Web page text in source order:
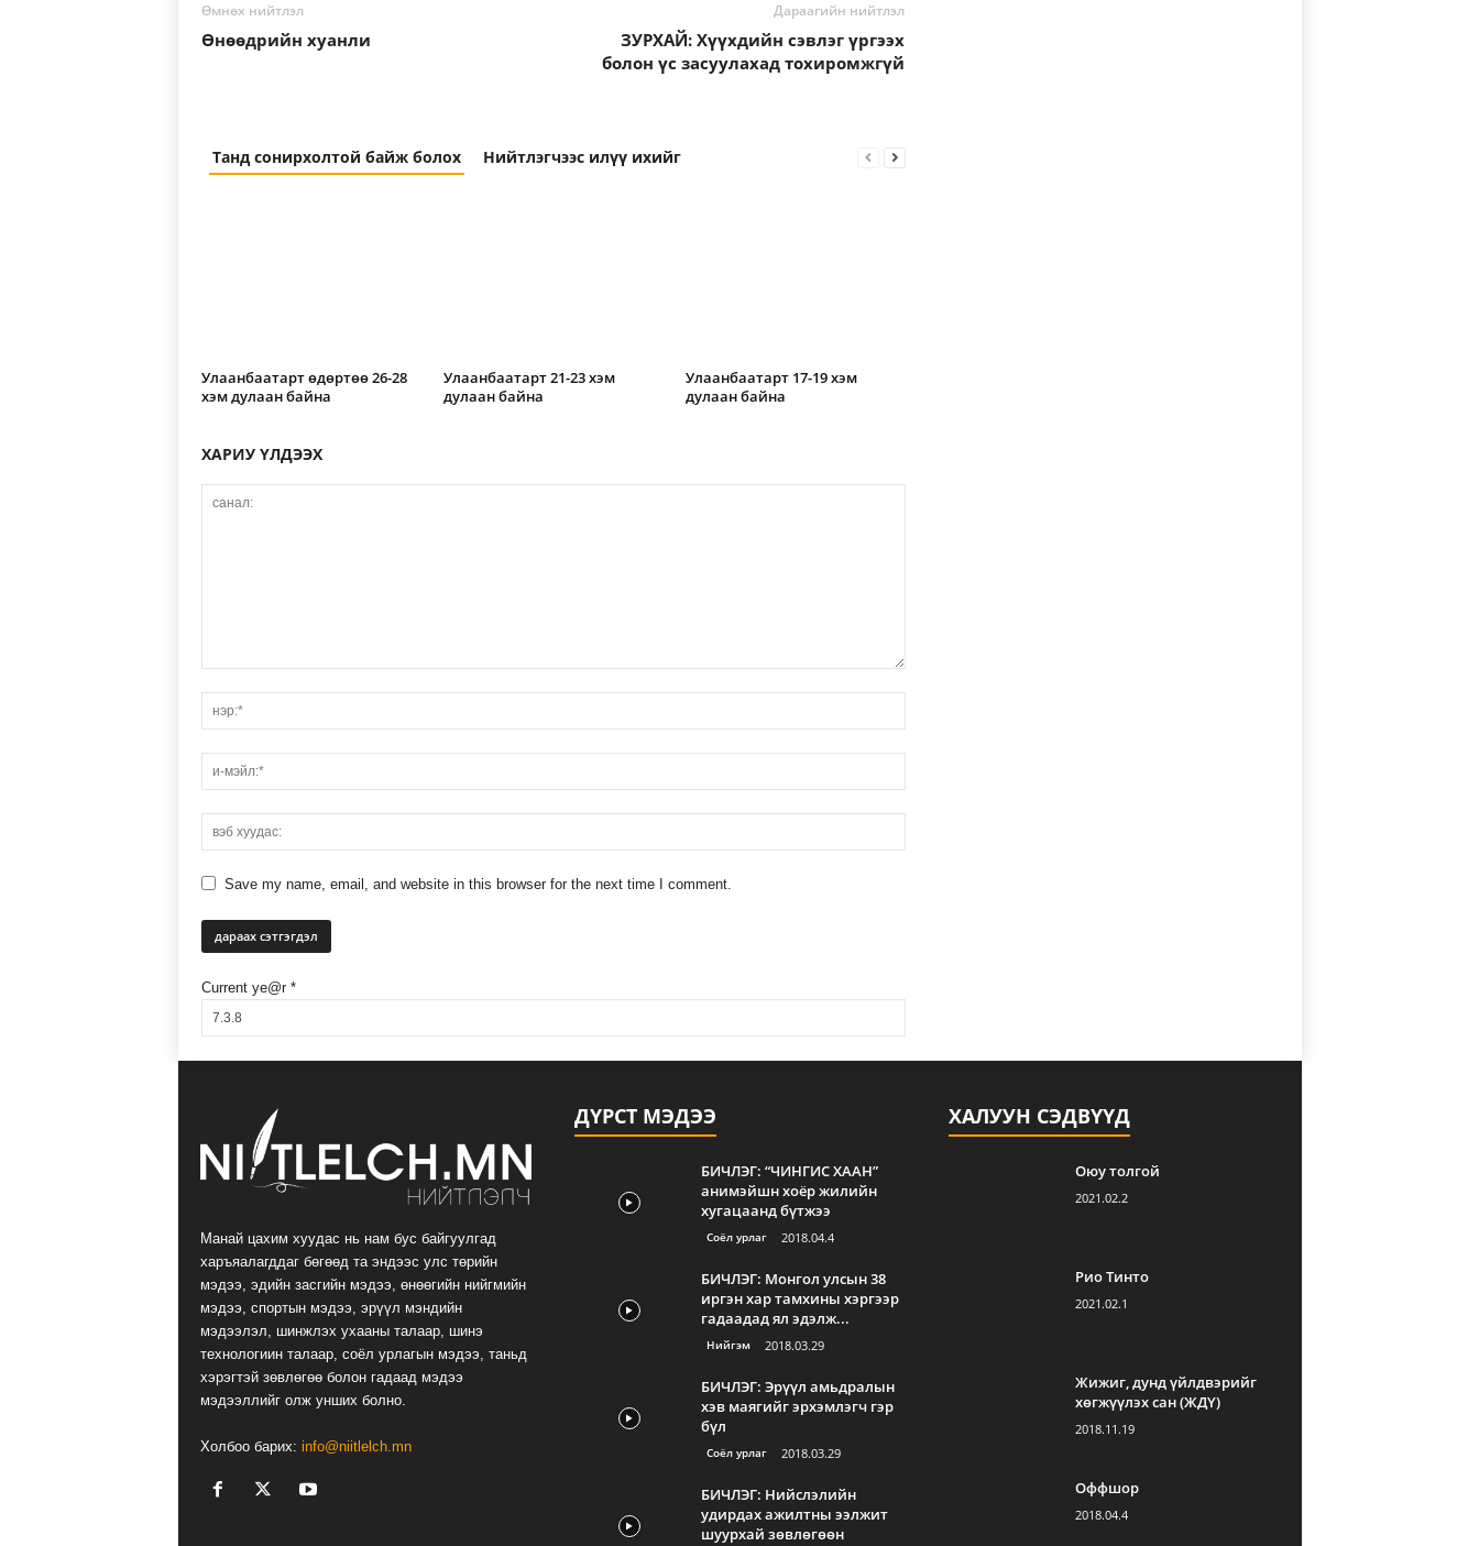
Өмнөх нийтлэл
Өнөөдрийн хуанли
Дараагийн нийтлэл
ЗУРХАЙ: Хүүхдийн сэвлэг үргээх
болон үс засуулахад тохиромжгүй
Танд сонирхолтой байж болох Нийтлэгчээс илүү ихийг
Улаанбаатарт өдөртөө 26-28
хэм дулаан байна
Улаанбаатарт 21-23 хэм
дулаан байна
Улаанбаатарт 17-19 хэм
дулаан байна
ХАРИУ ҮЛДЭЭХ
Save my name, email, and website in this browser for the next time I comment.
Current ye@r *
Манай цахим хуудас нь нам бус байгуулгад
харъяалагддаг бөгөөд та эндээс улс төрийн
мэдээ, эдийн засгийн мэдээ, өнөөгийн нийгмийн
мэдээ, спортын мэдээ, эрүүл мэндийн
мэдээлэл, шинжлэх ухааны талаар, шинэ
технологиин талаар, соёл урлагын мэдээ, таньд
хэрэгтэй зөвлөгөө болон гадаад мэдээ
мэдээллийг олж унших болно.
Холбоо барих: info@niitlelch.mn
ДҮРСТ МЭДЭЭ
БИЧЛЭГ: “ЧИНГИС ХААН”
анимэйшн хоёр жилийн
хугацаанд бүтжээ
Соёл урлаг 2018.04.4
БИЧЛЭГ: Монгол улсын 38
иргэн хар тамхины хэргээр
гадаадад ял эдэлж...
Нийгэм 2018.03.29
БИЧЛЭГ: Эрүүл амьдралын
хэв маягийг эрхэмлэгч гэр
бүл
Соёл урлаг 2018.03.29
БИЧЛЭГ: Нийслэлийн
удирдах ажилтны ээлжит
шуурхай зөвлөгөөн
ХАЛУУН СЭДВҮҮД
Оюу толгой
2021.02.2
Рио Тинто
2021.02.1
Жижиг, дунд үйлдвэрийг
хөгжүүлэх сан (ЖДҮ)
2018.11.19
Оффшор
2018.04.4